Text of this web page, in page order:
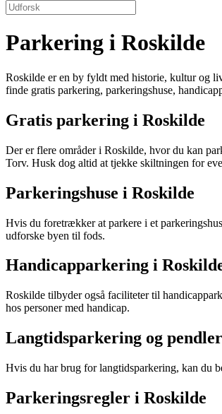
Parkering i Roskilde
Roskilde er en by fyldt med historie, kultur og
finde gratis parkering, parkeringshuse,
Gratis parkering i Roskilde
Der er flere områder i Roskilde, hvor du kan
Torv. Husk dog altid at tjekke skiltningen for
Parkeringshuse i Roskilde
Hvis du foretrækker at parkere i et
udforske byen til fods.
Handicapparkering i
Roskilde tilbyder også faciliteter til
hos personer med handicap.
Langtidsparkering og
Hvis du har brug for langtidsparkering, kan du
Parkeringsregler i Roskilde